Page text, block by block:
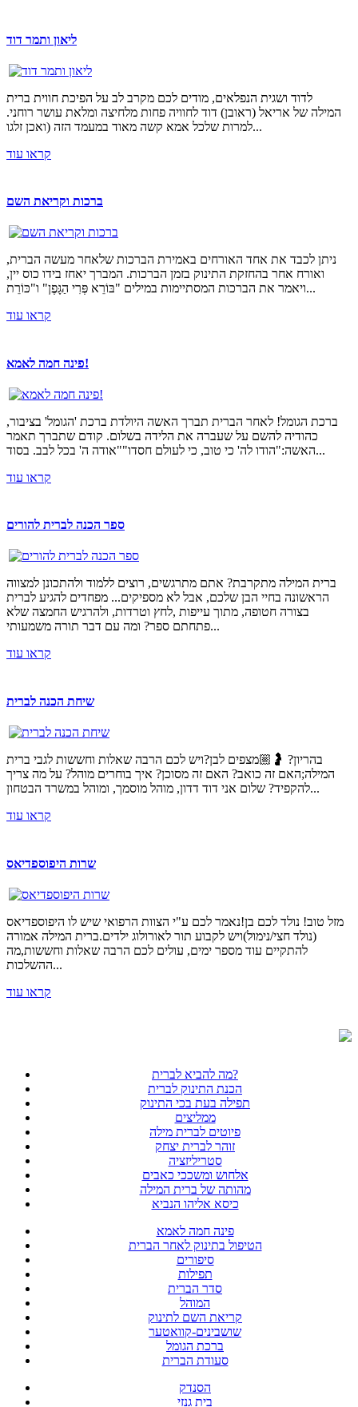
ליאון ותמר דוד
לדוד ושגית הנפלאים, מודים לכם מקרב לב על הפיכת חווית ברית
המילה של אריאל (ראובן) דוד לחוויה פחות מלחיצה ומלאת עושר רוחני.
למרות שלכל אמא קשה מאוד במעמד הזה (ואכן זלגו...
קראו עוד
ברכות וקריאת השם
ניתן לכבד את אחד האורחים באמירת הברכות שלאחר מעשה הברית,
ואורח אחר בהחזקת התינוק בזמן הברכות. המברך יאחז בידו כוס יין,
ויאמר את הברכות המסתיימות במילים "בּוֹרֵא פְּרִי הַגָּפֶן" ו"כּוֹרֵת...
קראו עוד
פינה חמה לאמא!
ברכת הגומל! לאחר הברית תברך האשה היולדת ברכת 'הגומל' בציבור,
כהודיה להשם על שעברה את הלידה בשלום. קודם שתברך תאמר
האשה:"הודו לה' כי טוב, כי לעולם חסדו""אודה ה' בכל לבב. בסוד...
קראו עוד
ספר הכנה לברית להורים
ברית המילה מתקרבת? אתם מתרגשים, רוצים ללמוד ולהתכונן למצווה
הראשונה בחיי הבן שלכם, אבל לא מספיקים... מפחדים להגיע לברית
בצורה חטופה, מתוך עייפות ,לחץ וטרדות, ולהרגיש החמצה שלא
פתחתם ספר? ומה עם דבר תורה משמעותי...
קראו עוד
שיחת הכנה לברית
בהריון? 🤰🏼מצפים לבן?ויש לכם הרבה שאלות וחששות לגבי ברית
המילה;האם זה כואב? האם זה מסוכן? איך בוחרים מוהל? על מה צריך
להקפיד? שלום אני דוד דדון, מוהל מוסמך, ומוהל במשרד הבטחון...
קראו עוד
שרות היפוספדיאס
מזל טוב! נולד לכם בן!נאמר לכם ע"י הצוות הרפואי שיש לו היפוספדיאס
(נולד חצי/נימול)ויש לקבוע תור לאורולוג ילדים.ברית המילה אמורה
להתקיים עוד מספר ימים, עולים לכם הרבה שאלות וחששות,מה
ההשלכות...
קראו עוד
מה להביא לברית?
הכנת התינוק לברית
תפילה בעת בכי התינוק
ממליצים
פיוטים לברית מילה
זוהר לברית יצחק
סטריליזציה
אלחוש ומשככי כאבים
מהותה של ברית המילה
כיסא אליהו הנביא
פינה חמה לאמא
הטיפול בתינוק לאחר הברית
סיפורים
תפילות
סדר הברית
המוהל
קריאת השם לתינוק
שושבינים-קוואטער
ברכת הגומל
סעודת הברית
הסנדק
בית גנזי